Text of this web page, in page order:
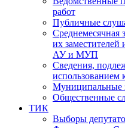
работ
Публичные
Среднемесячная
их
АУ и МУП
Сведения,
использованием
Муниципальные
Общественные
ТИК
Выборы